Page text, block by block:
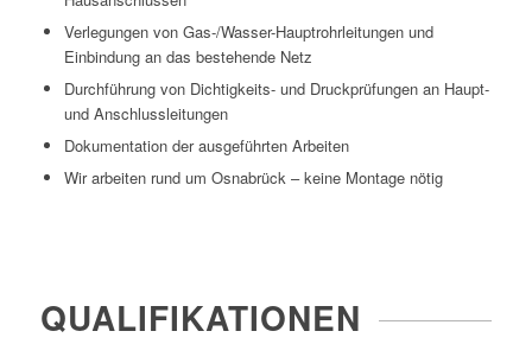
Verlegungen von Gas-/Wasser-Hauptrohrleitungen und
Einbindung an das bestehende Netz
Durchführung von Dichtigkeits- und Druckprüfungen an Haupt-
und Anschlussleitungen
Dokumentation der ausgeführten Arbeiten
Wir arbeiten rund um Osnabrück – keine Montage nötig
QUALIFIKATIONEN